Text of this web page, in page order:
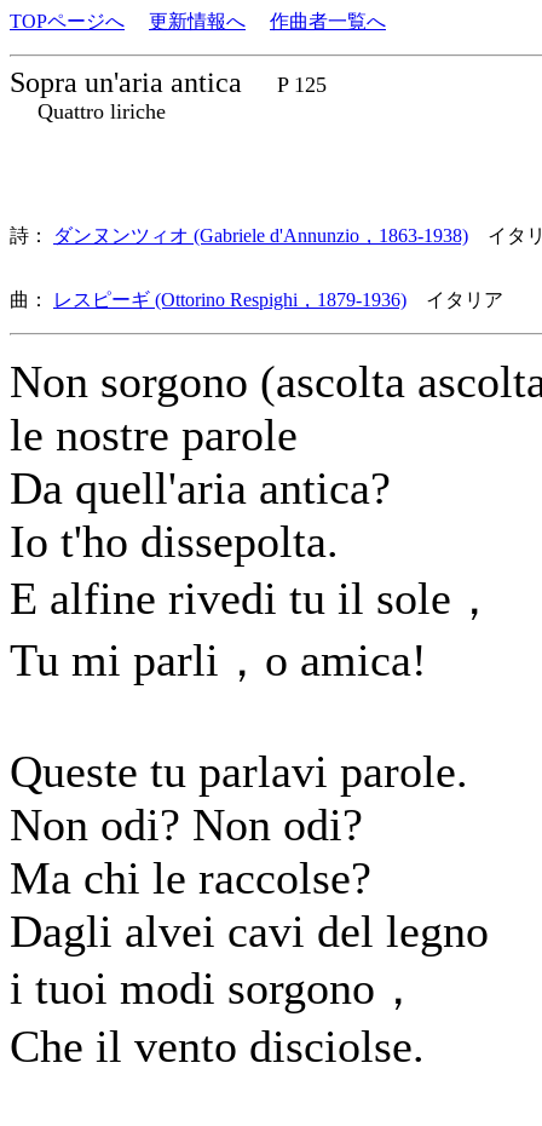
TOPページへ 更新情報へ 作曲者一覧へ
Sopra un'aria antica
P 125
Quattro liriche
詩： ダンヌンツィオ (Gabriele d'Annunzio，1863-1938) イタ
曲： レスピーギ (Ottorino Respighi，1879-1936) イタリア 歌
Non sorgono (ascolta
le nostre parole
Da quell'aria antica?
Io t'ho dissepolta.
E alfine rivedi tu il sole，
Tu mi parli，o amica!
Queste tu parlavi parole.
Non odi? Non odi?
Ma chi le raccolse?
Dagli alvei cavi del legno
i tuoi modi sorgono，
Che il vento disciolse.